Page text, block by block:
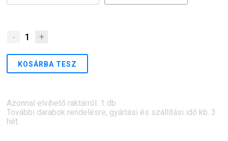
- 1 +
KOSÁRBA TESZ
Azonnal elvihető raktárról: 1 db
További darabok rendelésre, gyártási és szállítási idő kb. 3
hét.